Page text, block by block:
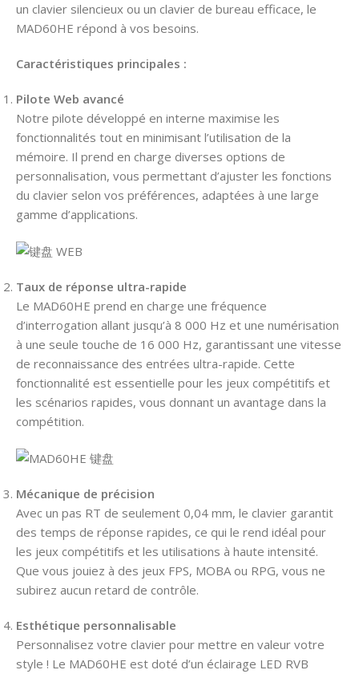
un clavier silencieux ou un clavier de bureau efficace, le
MAD60HE répond à vos besoins.
Caractéristiques principales :
Pilote Web avancé
Notre pilote développé en interne maximise les
fonctionnalités tout en minimisant l’utilisation de la
mémoire. Il prend en charge diverses options de
personnalisation, vous permettant d’ajuster les fonctions
du clavier selon vos préférences, adaptées à une large
gamme d’applications.
Taux de réponse ultra-rapide
Le MAD60HE prend en charge une fréquence
d’interrogation allant jusqu’à 8 000 Hz et une numérisation
à une seule touche de 16 000 Hz, garantissant une vitesse
de reconnaissance des entrées ultra-rapide. Cette
fonctionnalité est essentielle pour les jeux compétitifs et
les scénarios rapides, vous donnant un avantage dans la
compétition.
Mécanique de précision
Avec un pas RT de seulement 0,04 mm, le clavier garantit
des temps de réponse rapides, ce qui le rend idéal pour
les jeux compétitifs et les utilisations à haute intensité.
Que vous jouiez à des jeux FPS, MOBA ou RPG, vous ne
subirez aucun retard de contrôle.
Esthétique personnalisable
Personnalisez votre clavier pour mettre en valeur votre
style ! Le MAD60HE est doté d’un éclairage LED RVB